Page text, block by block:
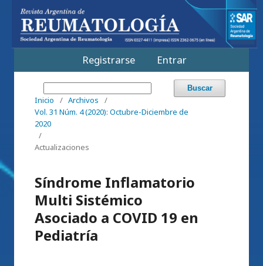
Registrarse Entrar
Buscar
Inicio / Archivos
/
Vol. 31 Núm. 4 (2020): Octubre-Diciembre de
2020
/
Actualizaciones
Síndrome Inflamatorio
Multi Sistémico
Asociado a COVID 19 en
Pediatría